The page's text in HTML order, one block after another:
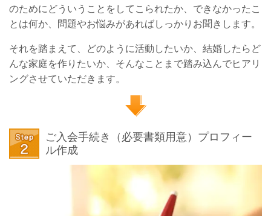
のためにどういうことをしてこられたか、できなかったこ
とは何か、問題やお悩みがあればしっかりお聞きします。
それを踏まえて、どのように活動したいか、結婚したらど
んな家庭を作りたいか、そんなことまで踏み込んでヒアリ
ングさせていただきます。
ご入会手続き（必要書類用意）プロフィー
ル作成